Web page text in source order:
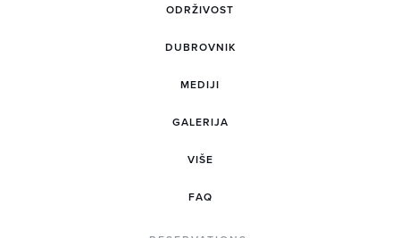
ODRŽIVOST
DUBROVNIK
MEDIJI
GALERIJA
VIŠE
FAQ